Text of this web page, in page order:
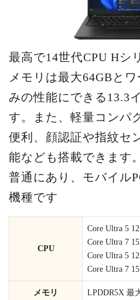
最高で14世代CPU Hシ
メモリは最大64GBと
みの性能にできる13.3
す。また、軽量コンパ
便利、顔認証や指紋セ
能なども搭載できます
普通にあり、モバイル
機種です
CPU
Core Ultra 5
Core Ultra 7
Core Ultra 5
Core Ultra 7
メモリ LPDDR5X 最